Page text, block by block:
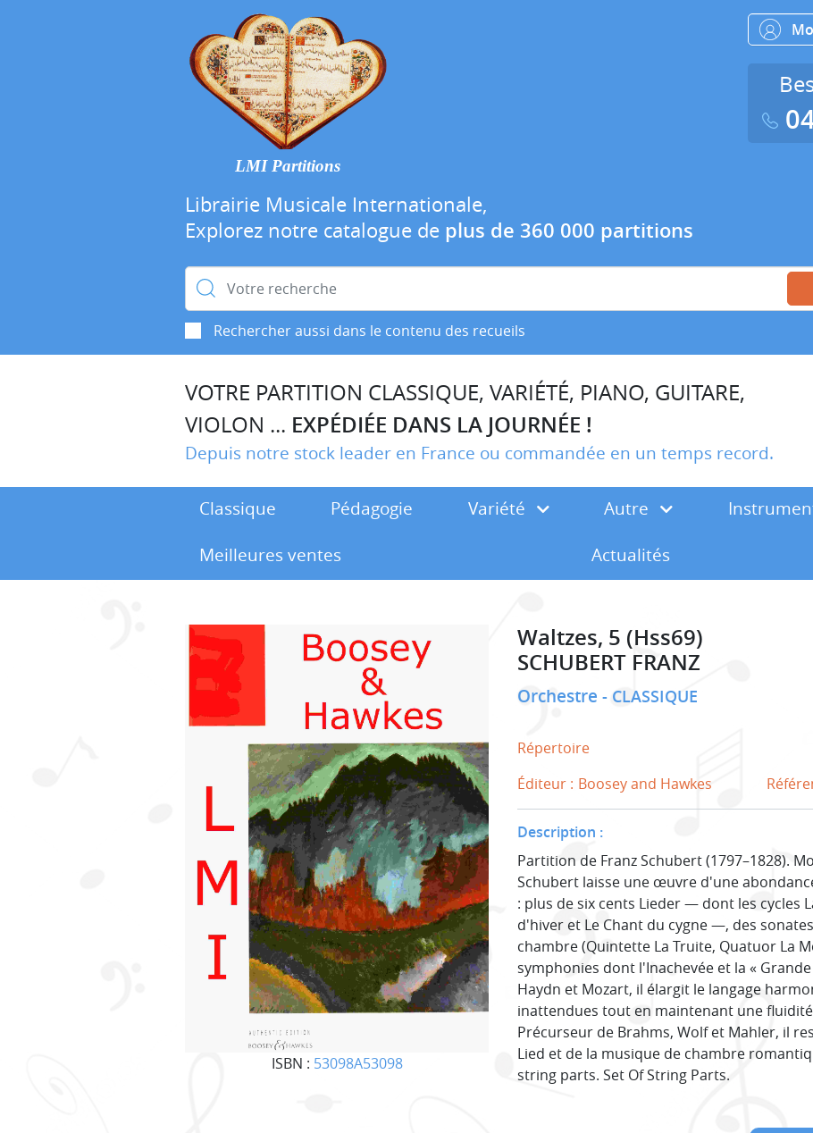
LMI Partitions
Librairie Musicale Internationale,
Explorez notre catalogue de plus de 360 000 partitions
Rechercher :
Rechercher aussi dans le contenu des recueils
VOTRE PARTITION CLASSIQUE, VARIÉTÉ, PIANO, GUITARE,
VIOLON ... EXPÉDIÉE DANS LA JOURNÉE !
Depuis notre stock leader en France ou commandée en un temps record.
Classique Pédagogie Variété Autre
Meilleures ventes
Actualités
ISBN : 53098A53098
Waltzes, 5 (Hss69)
SCHUBERT FRANZ
Orchestre CLASSIQUE
Répertoire
Éditeur : Boosey and Hawkes
Description :
Partition de Franz Schubert (1797–1828).
Schubert laisse une œuvre d'une
: plus de six cents Lieder — dont les cycles
d'hiver et Le Chant du cygne —, des
chambre (Quintette La Truite, Quatuor La
symphonies dont l'Inachevée et la «
Haydn et Mozart, il élargit le langage
inattendues tout en maintenant une
Précurseur de Brahms, Wolf et Mahler, il
Lied et de la musique de chambre
string parts. Set Of String Parts.